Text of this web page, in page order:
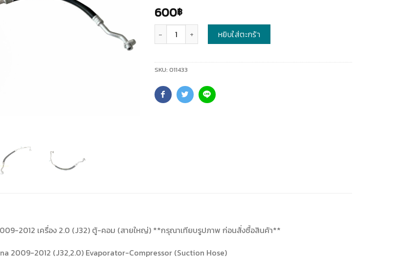
600฿
หยิบใส่ตะกร้า
SKU: 011433
2012 เครื่อง 2.0 (J32) ตู้-คอม (สายใหญ่) **กรุณาเทียบรูปภาพ ก่อนสั่งซื้อสินค้า**
2009-2012 (J32,2.0) Evaporator-Compressor (Suction Hose)